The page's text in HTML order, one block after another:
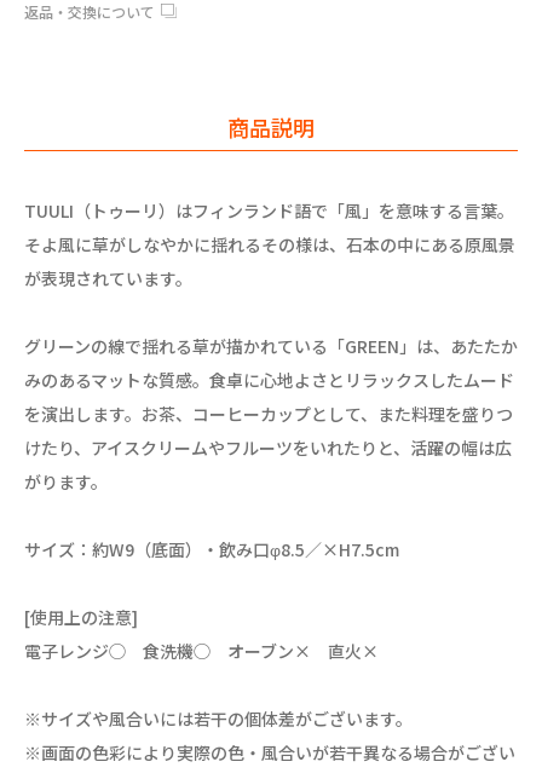
返品・交換について
商品説明
TUULI（トゥーリ）はフィンランド語で「風」を意味する言葉。
そよ風に草がしなやかに揺れるその様は、石本の中にある原風景
が表現されています。
グリーンの線で揺れる草が描かれている「GREEN」は、あたたか
みのあるマットな質感。食卓に心地よさとリラックスしたムード
を演出します。お茶、コーヒーカップとして、また料理を盛りつ
けたり、アイスクリームやフルーツをいれたりと、活躍の幅は広
がります。
サイズ：約W9（底面）・飲み口φ8.5／×H7.5cm
[使用上の注意]
電子レンジ◯ 食洗機◯ オーブン× 直火×
※サイズや風合いには若干の個体差がございます。
※画面の色彩により実際の色・風合いが若干異なる場合がござい